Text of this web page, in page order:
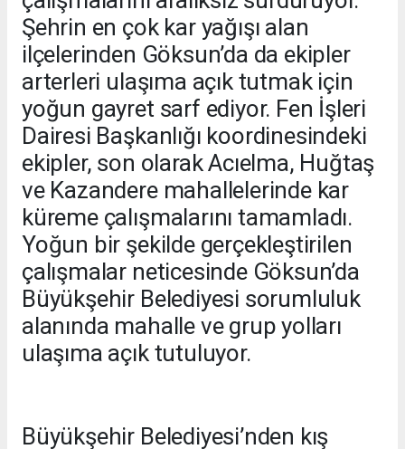
Şehrin en çok kar yağışı alan
ilçelerinden Göksun’da da ekipler
arterleri ulaşıma açık tutmak için
yoğun gayret sarf ediyor. Fen İşleri
Dairesi Başkanlığı koordinesindeki
ekipler, son olarak Acıelma, Huğtaş
ve Kazandere mahallelerinde kar
küreme çalışmalarını tamamladı.
Yoğun bir şekilde gerçekleştirilen
çalışmalar neticesinde Göksun’da
Büyükşehir Belediyesi sorumluluk
alanında mahalle ve grup yolları
ulaşıma açık tutuluyor.
Büyükşehir Belediyesi’nden kış